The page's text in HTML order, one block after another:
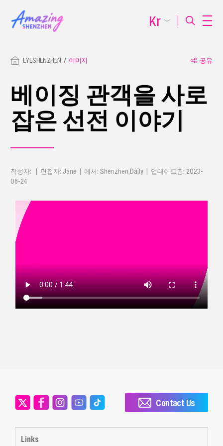
EYESHENZHEN 이미지 공유
베이징 관객을 사로
잡은 선전 이야기
작성자: | 편집자: Jane | 에서: Shenzhen Daily | 업데이트됨: 2023-
06-24
Kr
Links
Contact Us